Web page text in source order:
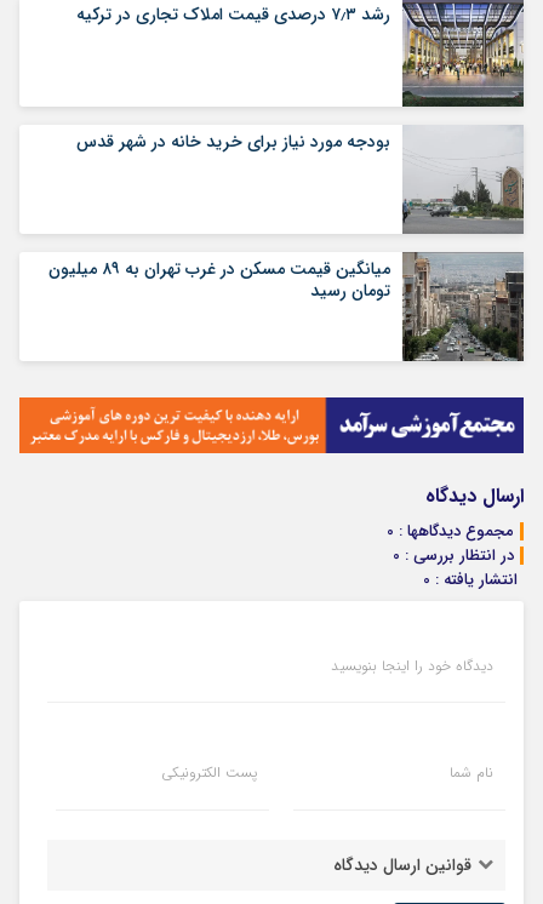
رشد ۷٫۳ درصدی قیمت‌ املاک تجاری در ترکیه
بودجه مورد نیاز برای خرید خانه در شهر قدس
میانگین قیمت مسکن در غرب تهران به ۸۹ میلیون
تومان رسید
ارسال دیدگاه
مجموع دیدگاهها : 0
در انتظار بررسی : 0
انتشار یافته : 0
دیدگاه خود را اینجا بنویسید
نام شما پست الکترونیکی
قوانین ارسال دیدگاه